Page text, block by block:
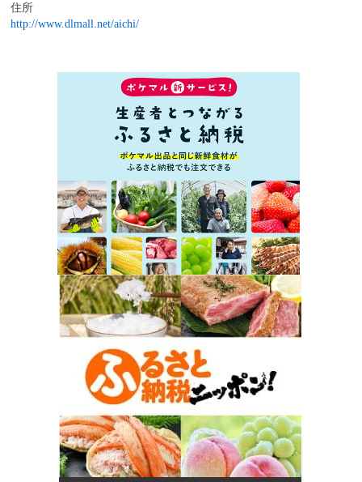
住所
http://www.dlmall.net/aichi/